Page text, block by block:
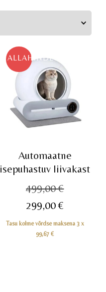
ALLAHINDLUS!
Automaatne
isepuhastuv liivakast
499,00€
299,00€
hind
Tasu kolme võrdse maksena 3 x
99,67€